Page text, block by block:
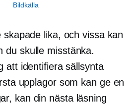
Bildkälla
lika, och vissa kan
du skulle misstänka.
att identifiera sällsynta
upplagor som kan ge en
kan din nästa läsning